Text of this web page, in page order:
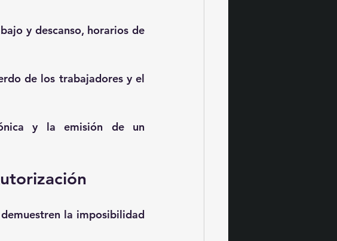
y descanso, horarios de
de los trabajadores y el
y la emisión de un
la imposibilidad